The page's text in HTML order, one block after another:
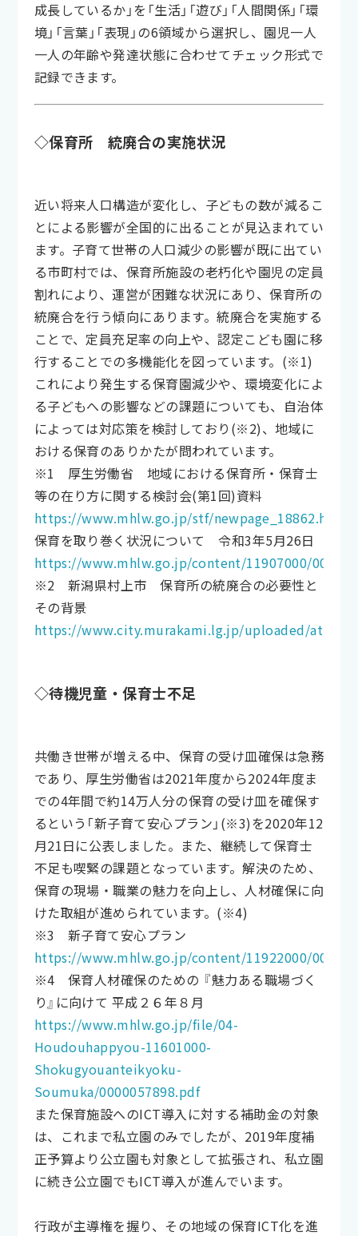
成長しているか」を「生活」「遊び」「人間関係」「環
境」「言葉」「表現」の6領域から選択し、園児一人
一人の年齢や発達状態に合わせてチェック形式で
記録できます。
◇保育所 統廃合の実施状況
近い将来人口構造が変化し、子どもの数が減るこ
とによる影響が全国的に出ることが見込まれてい
ます。子育て世帯の人口減少の影響が既に出てい
る市町村では、保育所施設の老朽化や園児の定員
割れにより、運営が困難な状況にあり、保育所の
統廃合を行う傾向にあります。統廃合を実施する
ことで、定員充足率の向上や、認定こども園に移
行することでの多機能化を図っています。(※1)
これにより発生する保育園減少や、環境変化によ
る子どもへの影響などの課題についても、自治体
によっては対応策を検討しており(※2)、地域に
おける保育のありかたが問われています。
※1 厚生労働省 地域における保育所・保育士
等の在り方に関する検討会(第1回)資料
https://www.mhlw.go.jp/stf/newpage_18862.html
保育を取り巻く状況について 令和3年5月26日
https://www.mhlw.go.jp/content/11907000/
※2 新潟県村上市 保育所の統廃合の必要性と
その背景
https://www.city.murakami.lg.jp/uploaded/
◇待機児童・保育士不足
共働き世帯が増える中、保育の受け皿確保は急務
であり、厚生労働省は2021年度から2024年度ま
での4年間で約14万人分の保育の受け皿を確保す
るという「新子育て安心プラン」(※3)を2020年12
月21日に公表しました。また、継続して保育士
不足も喫緊の課題となっています。解決のため、
保育の現場・職業の魅力を向上し、人材確保に向
けた取組が進められています。(※4)
※3 新子育て安心プラン
https://www.mhlw.go.jp/content/11922000/
※4 保育人材確保のための 『魅力ある職場づく
り』に向けて 平成２６年８月
https://www.mhlw.go.jp/file/04-
Houdouhappyou-11601000-
Shokugyouanteikyoku-
Soumuka/0000057898.pdf
また保育施設へのICT導入に対する補助金の対象
は、これまで私立園のみでしたが、2019年度補
正予算より公立園も対象として拡張され、私立園
に続き公立園でもICT導入が進んでいます。
行政が主導権を握り、その地域の保育ICT化を進